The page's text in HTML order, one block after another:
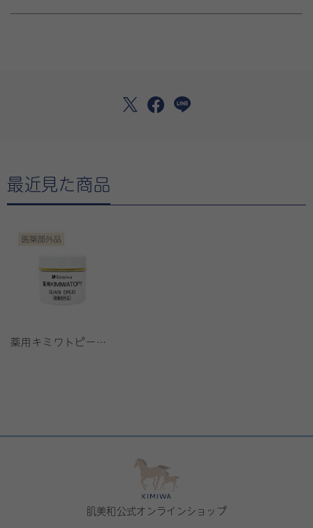
最近見た商品
薬用キミワトピー（医薬部外品）
肌美和公式オンラインショップ